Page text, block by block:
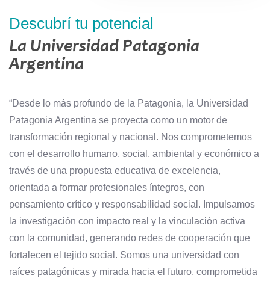
Descubrí tu potencial
La Universidad Patagonia
Argentina
“Desde lo más profundo de la Patagonia, la Universidad
Patagonia Argentina se proyecta como un motor de
transformación regional y nacional. Nos comprometemos
con el desarrollo humano, social, ambiental y económico a
través de una propuesta educativa de excelencia,
orientada a formar profesionales íntegros, con
pensamiento crítico y responsabilidad social. Impulsamos
la investigación con impacto real y la vinculación activa
con la comunidad, generando redes de cooperación que
fortalecen el tejido social. Somos una universidad con
raíces patagónicas y mirada hacia el futuro, comprometida